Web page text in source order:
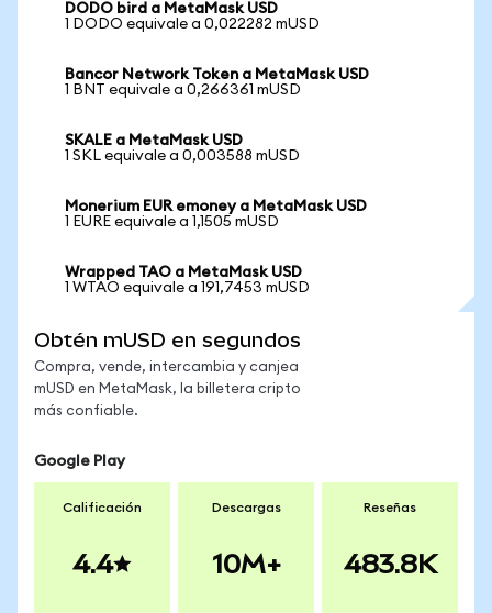
DODO bird a MetaMask USD
1 DODO equivale a 0,022282 mUSD
Bancor Network Token a MetaMask USD
1 BNT equivale a 0,266361 mUSD
SKALE a MetaMask USD
1 SKL equivale a 0,003588 mUSD
Monerium EUR emoney a MetaMask USD
1 EURE equivale a 1,1505 mUSD
Wrapped TAO a MetaMask USD
1 WTAO equivale a 191,7453 mUSD
Obtén mUSD en segundos
Compra, vende, intercambia y canjea
mUSD en MetaMask, la billetera cripto
más confiable.
Google Play
Calificación
4.4
Descargas
10M+
Reseñas
483.8K